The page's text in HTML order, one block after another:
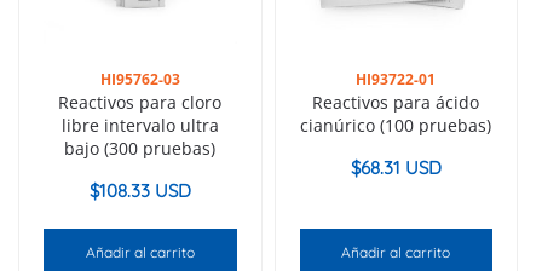
HI95762-03
Reactivos para cloro
libre intervalo ultra
bajo (300 pruebas)
$108.33 USD
Añadir al carrito
HI93722-01
Reactivos para ácido
cianúrico (100 pruebas)
$68.31 USD
Añadir al carrito